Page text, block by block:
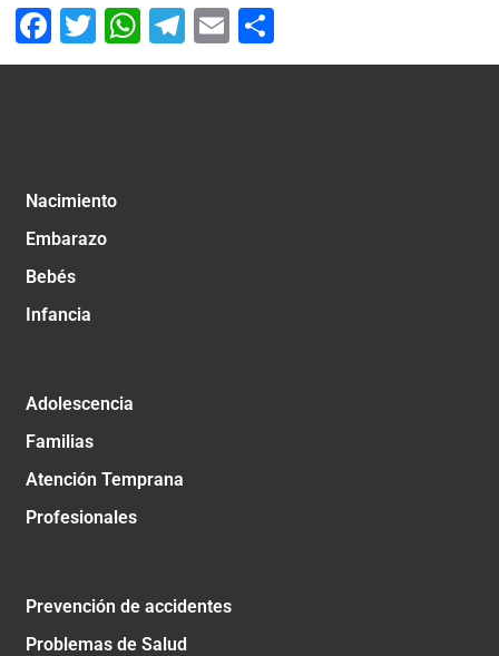
Facebook
Twitter
WhatsApp
Telegram
Email
Nacimiento
Embarazo
Bebés
Infancia
Adolescencia
Familias
Atención Temprana
Profesionales
Prevención de accidentes
Problemas de Salud